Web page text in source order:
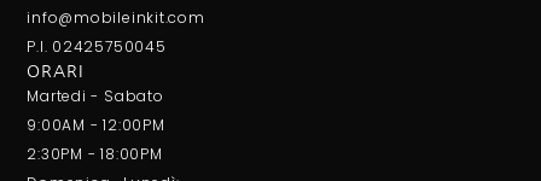
info@mobileinkit.com
P.I. 02425750045
ORARI
Martedi - Sabato
9:00AM - 12:00PM
2:30PM - 18:00PM